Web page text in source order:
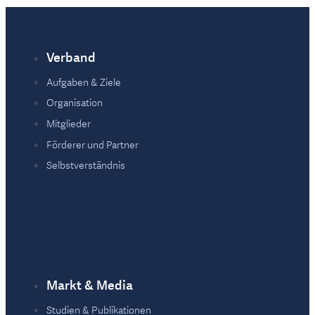
FußzeileVerband
Aufgaben & Ziele
Organisation
Mitglieder
Förderer und Partner
Selbstverständnis
Markt & Media
Studien & Publikationen